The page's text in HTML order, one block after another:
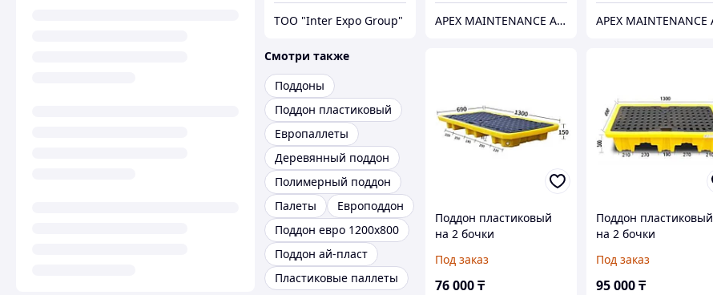
ТОО "Inter Expo Group" APEX MAINTENANCE AND SUPPLY SOLUTIONS
Смотри также
Поддоны
Поддон пластиковый
Европаллеты
Деревянный поддон
Полимерный поддон
Палеты
Европоддон
Поддон евро 1200х800
Поддон ай-пласт
Пластиковые паллеты
Поддон пластиковый
на 2 бочки
HealthRun
Под заказ
76 000₸
Поддон пластиковый
на 2 бочки
HealthRun
Под заказ
95 000₸